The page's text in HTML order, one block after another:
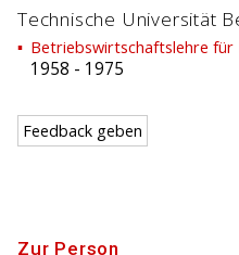
Zur Person
Technische Universität
Betriebswirtschaftslehre
1958 - 1975
Feedback geben